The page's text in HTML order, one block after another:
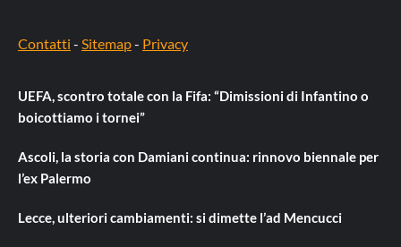
Contatti - Sitemap- Privacy
UEFA, scontro totale con la Fifa: “Dimissioni di Infantino o
boicottiamo i tornei”
Ascoli, la storia con Damiani continua: rinnovo biennale per
l’ex Palermo
Lecce, ulteriori cambiamenti: si dimette l’ad Mencucci